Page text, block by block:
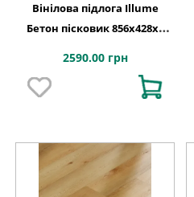
Вінілова підлога Illume
Бетон пісковик 856х428x6
2590.00 грн